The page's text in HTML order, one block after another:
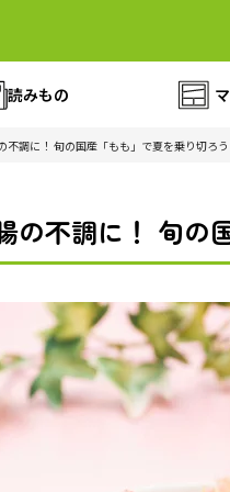
読みもの
不調に！ 旬の国産「もも」で夏を乗り切ろう
の不調に！ 旬の